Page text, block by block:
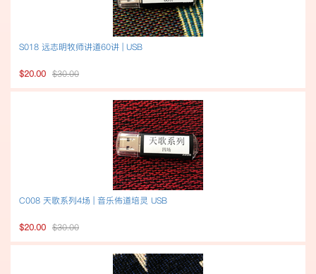
S018 远志明牧师讲道60讲 | USB
$20.00 $30.00
C008 天歌系列4场 | 音乐佈道培灵 USB
$20.00 $30.00